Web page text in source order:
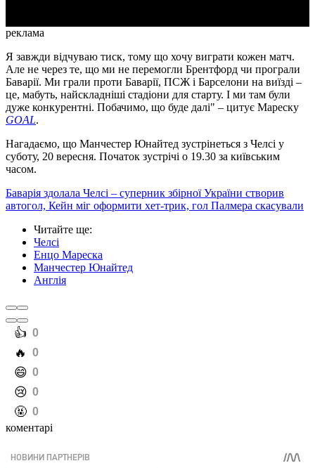
реклама
Я завжди відчуваю тиск, тому що хочу виграти кожен матч.
Але не через те, що ми не перемогли Брентфорд чи програли
Баварії. Ми грали проти Баварії, ПСЖ і Барселони на виїзді –
це, мабуть, найскладніші стадіони для старту. І ми там були
дуже конкурентні. Побачимо, що буде далі" – цитує Мареску
GOAL.
Нагадаємо, що Манчестер Юнайтед зустрінеться з Челсі у
суботу, 20 вересня. Початок зустрічі о 19.30 за київським
часом.
Баварія здолала Челсі – суперник збірної України створив
автогол, Кейн міг оформити хет-трик, гол Палмера скасували
Читайте ще:
Челсі
Енцо Мареска
Манчестер Юнайтед
Англія
️👍 0
️🔥 0
️😄 0
️😢 0
️🤬 0
коментарі